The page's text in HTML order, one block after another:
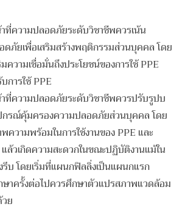
าที่ความปลอดภัยระดับวิชาชีพควรเน้น
ภัยเพื่อเสริมสร้างพฤติกรรมส่วนบุคคล โดย
ความเชื่อมั่นถึงประโยชน์ของการใช้ PPE
การใช้ PPE
าที่ความปลอดภัยระดับวิชาชีพควรปรับรูปบ
กรณ์คุ้มครองความปลอดภัยส่วนบุคคล โดย
ความพร้อมในการใช้งานของ PPE และ
ล้วเกิดความสะดวกในขณะปฏิบัติงานแม้ใน
รีบ โดยเริ่มที่แผนกฟิลลิ่งเป็นแผนกแรก
ษาครั้งต่อไปควรศึกษาตัวแปรสภาพแวดล้อม
ย